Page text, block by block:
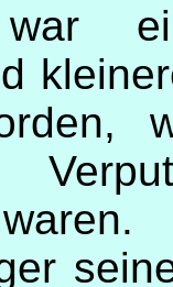
war